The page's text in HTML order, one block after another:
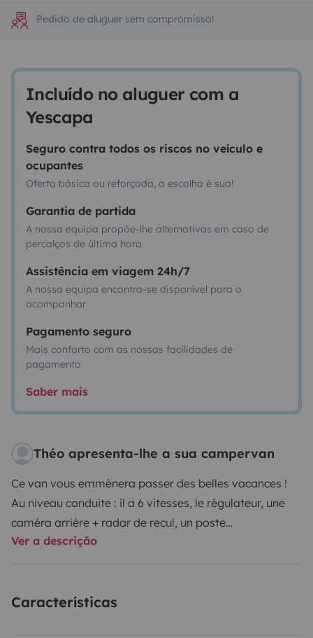
Pedido de aluguer sem compromisso!
Incluído no aluguer com a
Yescapa
Seguro contra todos os riscos no veículo e
ocupantes
Oferta básica ou reforçada, a escolha é sua!
Garantia de partida
A nossa equipa propõe-lhe alternativas em caso de
percalços de última hora
Assistência em viagem 24h/7
A nossa equipa encontra-se disponível para o
acompanhar
Pagamento seguro
Mais conforto com as nossas facilidades de
pagamento
Saber mais
Théo apresenta-lhe a sua campervan
Ce van vous emmènera passer des belles vacances !
Au niveau conduite : il a 6 vitesses, le régulateur, une
caméra arrière + radar de recul, un poste
radio/bluetooth, climatisation. Il roule très bien en
Ver a descrição
Características